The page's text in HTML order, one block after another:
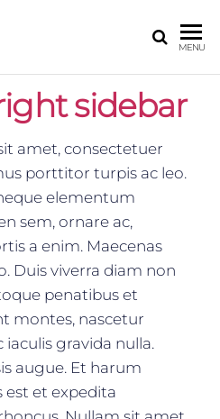
COLLECTIF
SPORT
INNOVATION
POITIERS 86
sur Poitiers
MENU
sidebar
amet, consectetuer
porttitor turpis ac leo.
elementum
sem, ornare ac,
a enim. Maecenas
Duis viverra diam non
penatibus et
montes, nascetur
gravida nulla.
augue. Et harum
et expedita